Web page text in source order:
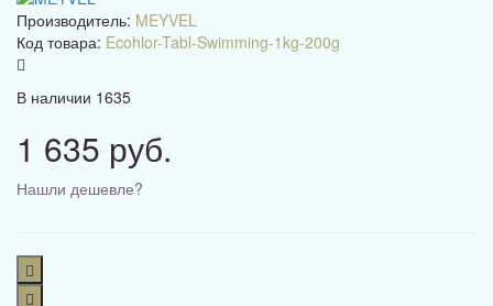
Производитель: MEYVEL
Код товара: Ecohlor-Tabl-Swimming-1kg-200g
В наличии 1635
1 635 руб.
Нашли дешевле?